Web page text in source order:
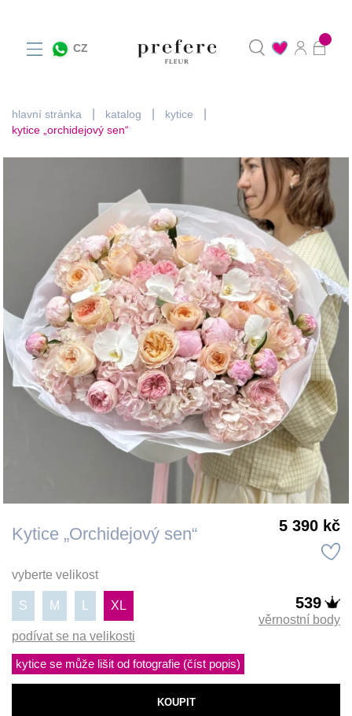
CZ
hlavní stránka katalog
kytice
kytice „orchidejový sen“
Kytice „Orchidejový sen“ 5 390 kč
vyberte velikost
S M XL
podívat se na velikosti
539
věrnostní body
kytice se může lišit od fotografie (číst popis)
KOUPIT